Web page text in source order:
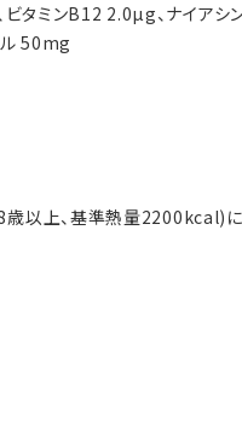
タミンB12 2.0µg、ナイアシ
ル 50mg
上、基準熱量2200kcal)に